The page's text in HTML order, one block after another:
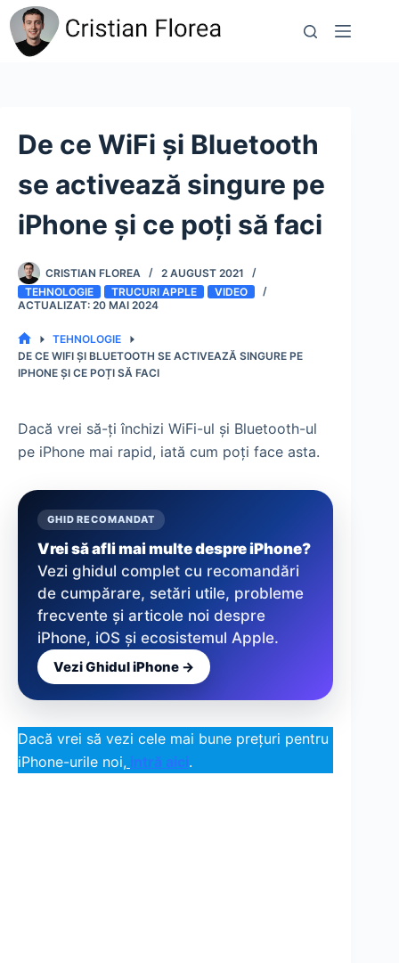
Sari
la
conținut
De ce WiFi și Bluetooth
se activează singure pe
iPhone și ce poți să faci
CRISTIAN FLOREA
2 AUGUST 2021
TEHNOLOGIE
TRUCURI APPLE
VIDEO
20 MAI 2024
PRIMA
PAGINĂ
TEHNOLOGIE
DE CE WIFI ȘI BLUETOOTH SE ACTIVEAZĂ SINGURE PE
IPHONE ȘI CE POȚI SĂ FACI
Dacă vrei să-ți închizi WiFi-ul și Bluetooth-ul
pe iPhone mai rapid, iată cum poți face asta.
GHID RECOMANDAT
Vrei să afli mai multe despre iPhone?
Vezi ghidul complet cu recomandări
de cumpărare, setări utile, probleme
frecvente și articole noi despre
iPhone, iOS și ecosistemul Apple.
Vezi Ghidul iPhone →
Dacă vrei să vezi cele mai bune prețuri pentru
iPhone-urile noi, intră aici.